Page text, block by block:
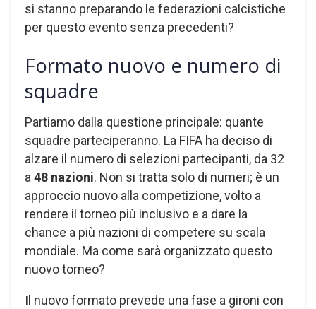
si stanno preparando le federazioni calcistiche
per questo evento senza precedenti?
Formato nuovo e numero di
squadre
Partiamo dalla questione principale: quante
squadre parteciperanno. La FIFA ha deciso di
alzare il numero di selezioni partecipanti, da 32
a 48 nazioni. Non si tratta solo di numeri; è un
approccio nuovo alla competizione, volto a
rendere il torneo più inclusivo e a dare la
chance a più nazioni di competere su scala
mondiale. Ma come sarà organizzato questo
nuovo torneo?
Il nuovo formato prevede una fase a gironi con